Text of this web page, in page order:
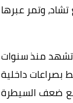
وتمر عبرها
تشهد منذ سنوات
داخلية
مع ضعف السيطرة